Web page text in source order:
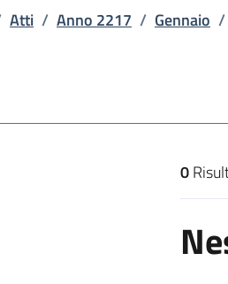
Atti / Anno 2217 / Gennaio /
0